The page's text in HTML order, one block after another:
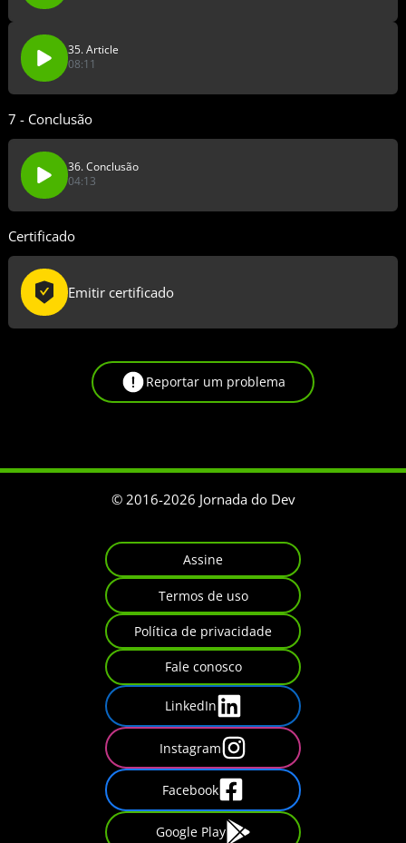
35. Article
08:11
7 - Conclusão
36. Conclusão
04:13
Certificado
Emitir certificado
Reportar um problema
© 2016-2026 Jornada do Dev
Assine
Termos de uso
Política de privacidade
Fale conosco
LinkedIn
Instagram
Facebook
Google Play